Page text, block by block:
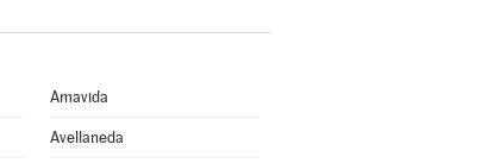
Amavida
Avellaneda